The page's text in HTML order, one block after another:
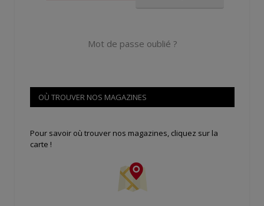
Mot de passe oublié ?
OÙ TROUVER NOS MAGAZINES
Pour savoir où trouver nos magazines, cliquez sur la
carte !